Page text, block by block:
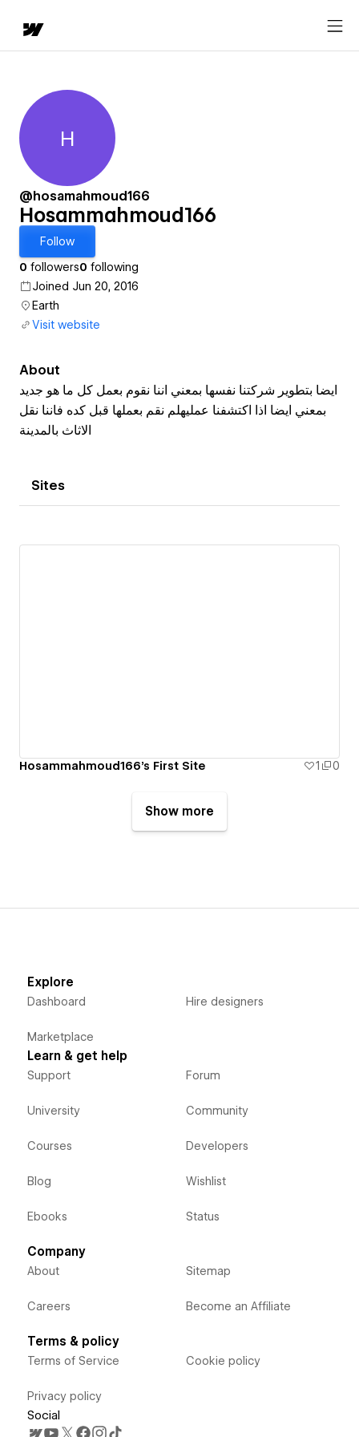
Hosammahmoud166
H
@hosamahmoud166
Hosammahmoud166
Follow
0 followers0 following
Joined Jun 20, 2016
Earth
Visit website
About
ايضا بتطوير شركتنا نفسها بمعني اننا نقوم بعمل كل ما هو جديد
بمعني ايضا اذا اكتشفنا عمليهلم نقم بعملها قبل كده فاننا نقل
الاثاث بالمدينة
Sites
Hosammahmoud166's First Site 1 0
Show more
Explore
Dashboard
Marketplace
Hire designers
Learn & get help
Support
University
Courses
Blog
Ebooks
Forum
Community
Developers
Wishlist
Status
Company
About
Careers
Sitemap
Become an Affiliate
Terms & policy
Terms of Service
Privacy policy
Cookie policy
Social